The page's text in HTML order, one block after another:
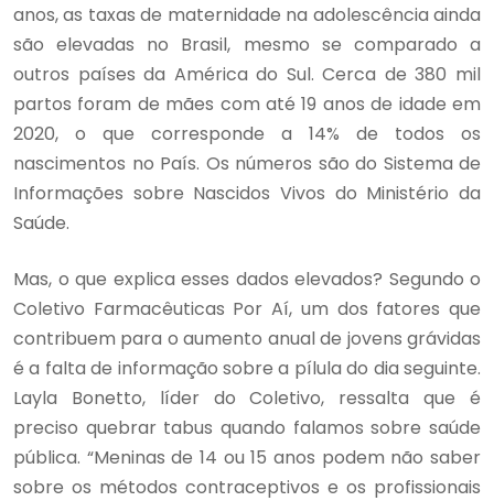
anos, as taxas de maternidade na adolescência ainda
são elevadas no Brasil, mesmo se comparado a
outros países da América do Sul. Cerca de 380 mil
partos foram de mães com até 19 anos de idade em
2020, o que corresponde a 14% de todos os
nascimentos no País. Os números são do Sistema de
Informações sobre Nascidos Vivos do Ministério da
Saúde.
Mas, o que explica esses dados elevados? Segundo o
Coletivo Farmacêuticas Por Aí, um dos fatores que
contribuem para o aumento anual de jovens grávidas
é a falta de informação sobre a pílula do dia seguinte.
Layla Bonetto, líder do Coletivo, ressalta que é
preciso quebrar tabus quando falamos sobre saúde
pública. “Meninas de 14 ou 15 anos podem não saber
sobre os métodos contraceptivos e os profissionais